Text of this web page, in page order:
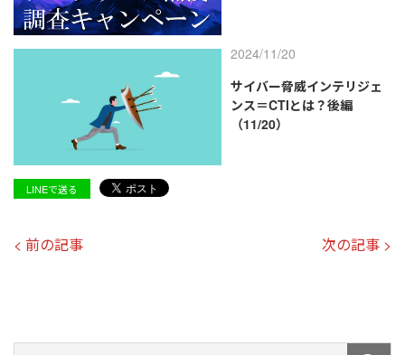
2024/11/20
サイバー脅威インテリジェ
ンス＝CTIとは？後編
（11/20）
LINEで送る
< 前の記事 次の記事 >